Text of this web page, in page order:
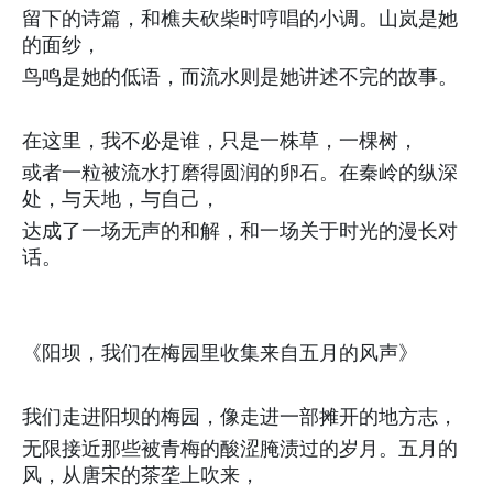
留下的诗篇，和樵夫砍柴时哼唱的小调。山岚是她
的面纱，
鸟鸣是她的低语，而流水则是她讲述不完的故事。
在这里，我不必是谁，只是一株草，一棵树，
或者一粒被流水打磨得圆润的卵石。在秦岭的纵深
处，与天地，与自己，
达成了一场无声的和解，和一场关于时光的漫长对
话。
《阳坝，我们在梅园里收集来自五月的风声》
我们走进阳坝的梅园，像走进一部摊开的地方志，
无限接近那些被青梅的酸涩腌渍过的岁月。五月的
风，从唐宋的茶垄上吹来，